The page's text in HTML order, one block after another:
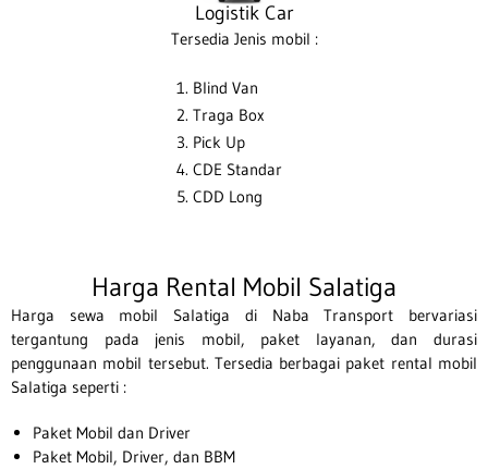
Logistik Car
Tersedia Jenis mobil :
Blind Van
Traga Box
Pick Up
CDE Standar
CDD Long
Harga Rental Mobil Salatiga
Harga sewa mobil Salatiga di Naba Transport bervariasi
tergantung pada jenis mobil, paket layanan, dan durasi
penggunaan mobil tersebut. Tersedia berbagai paket rental mobil
Salatiga seperti :
Paket Mobil dan Driver
Paket Mobil, Driver, dan BBM